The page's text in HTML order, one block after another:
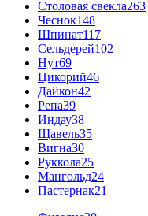
Столовая свекла263
Чеснок148
Шпинат117
Сельдерей102
Нут69
Цикорий46
Дайкон42
Репа39
Индау38
Щавель35
Вигна30
Руккола25
Мангольд24
Пастернак21